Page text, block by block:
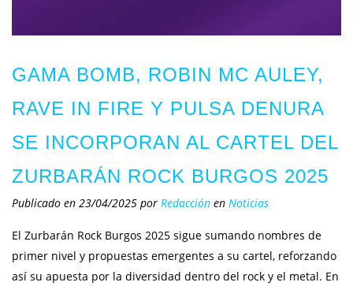
GAMA BOMB, ROBIN MC AULEY,
RAVE IN FIRE Y PULSA DENURA
SE INCORPORAN AL CARTEL DEL
ZURBARÁN ROCK BURGOS 2025
Publicado en 23/04/2025 por Redacción en Noticias
El Zurbarán Rock Burgos 2025 sigue sumando nombres de
primer nivel y propuestas emergentes a su cartel, reforzando
así su apuesta por la diversidad dentro del rock y el metal. En